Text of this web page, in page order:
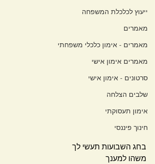
ייעוץ לכלכלת המשפחה
מאמרים
מאמרים - אימון כלכלי משפחתי
מאמרים אימון אישי
סרטונים - אימון אישי
שלבים הצלחה
אימון תעסוקתי
חינוך פיננסי
בחג השבועות תעשי לך
משהו למענך